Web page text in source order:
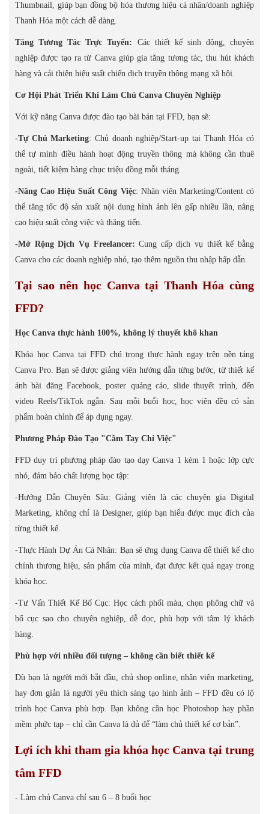
Thumbnail, giúp bạn đồng bộ hóa thương hiệu cá nhân/doanh nghiệp
Thanh Hóa một cách dễ dàng.
Tăng Tương Tác Trực Tuyến: Các thiết kế sinh động, chuyên
nghiệp được tạo ra từ Canva giúp gia tăng tương tác, thu hút khách
hàng và cải thiện hiệu suất chiến dịch truyền thông mạng xã hội.
Cơ Hội Phát Triển Khi Làm Chủ Canva Chuyên Nghiệp
Với kỹ năng Canva được đào tạo bài bản tại FFD, bạn sẽ:
-Tự Chủ Marketing: Chủ doanh nghiệp/Start-up tại Thanh Hóa có
thể tự mình điều hành hoạt động truyền thông mà không cần thuê
ngoài, tiết kiệm hàng chục triệu đồng mỗi tháng.
-Nâng Cao Hiệu Suất Công Việc: Nhân viên Marketing/Content có
thể tăng tốc độ sản xuất nội dung hình ảnh lên gấp nhiều lần, nâng
cao hiệu suất công việc và thăng tiến.
-Mở Rộng Dịch Vụ Freelancer:Cung cấp dịch vụ thiết kế bằng
Canva cho các doanh nghiệp nhỏ, tạo thêm nguồn thu nhập hấp dẫn.
Tại sao nên học Canva tại Thanh Hóa cùng
FFD?
Học Canva thực hành 100%, không lý thuyết khô khan
Khóa học Canva tại FFD chú trọng thực hành ngay trên nền tảng
Canva Pro. Bạn sẽ được giảng viên hướng dẫn từng bước, từ thiết kế
ảnh bài đăng Facebook, poster quảng cáo, slide thuyết trình, đến
video Reels/TikTok ngắn. Sau mỗi buổi học, học viên đều có sản
phẩm hoàn chỉnh để áp dụng ngay.
Phương Pháp Đào Tạo "Cầm Tay Chỉ Việc"
FFD duy trì phương pháp đào tạo dạy Canva 1 kèm 1 hoặc lớp cực
nhỏ, đảm bảo chất lượng học tập:
-Hướng Dẫn Chuyên Sâu: Giảng viên là các chuyên gia Digital
Marketing, không chỉ là Designer, giúp bạn hiểu được mục đích của
từng thiết kế.
-Thực Hành Dự Án Cá Nhân: Bạn sẽ ứng dụng Canva để thiết kế cho
chính thương hiệu, sản phẩm của mình, đạt được kết quả ngay trong
khóa học.
-Tư Vấn Thiết Kế Bố Cục: Học cách phối màu, chọn phông chữ và
bố cục sao cho chuyên nghiệp, dễ đọc, phù hợp với tâm lý khách
hàng.
Phù hợp với nhiều đối tượng – không cần biết thiết kế
Dù bạn là người mới bắt đầu, chủ shop online, nhân viên marketing,
hay đơn giản là người yêu thích sáng tạo hình ảnh – FFD đều có lộ
trình học Canva phù hợp. Bạn không cần học Photoshop hay phần
mềm phức tạp – chỉ cần Canva là đủ để “làm chủ thiết kế cơ bản”.
Lợi ích khi tham gia khóa học Canva tại trung
tâm FFD
- Làm chủ Canva chỉ sau 6 – 8 buổi học